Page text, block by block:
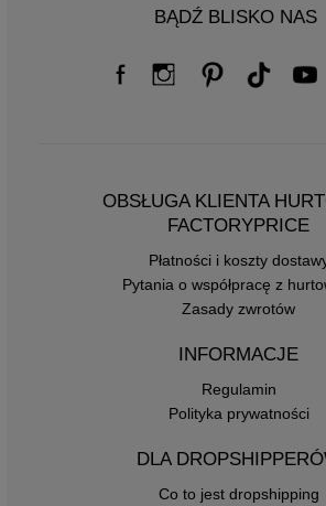
BĄDŹ BLISKO NAS
OBSŁUGA KLIENTA
FACTORYPRICE
Płatności i koszty
Pytania o współpracę z
Zasady zwrotów
INFORMACJE
Regulamin
Polityka prywatności
DLA
Co to jest dropshipping